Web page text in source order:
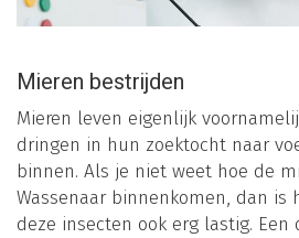
Mieren bestrijden
Mieren leven eigenlijk
dringen in hun zoektocht naar
binnen. Als je niet weet hoe de
Wassenaar binnenkomen, dan is
deze insecten ook erg lastig.